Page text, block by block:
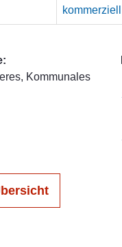
kommerziell
Kommunales